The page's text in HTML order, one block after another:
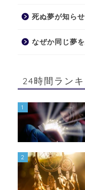
死ぬ夢が知ら
なぜか同じ夢
24時間ラン
1
2